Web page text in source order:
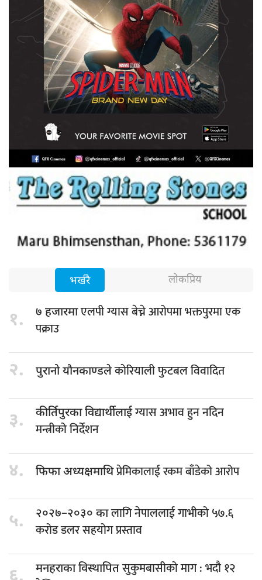
भर्खरै लोकप्रिय
१. ७ हजारमाएलपी ग्यास बेच्ने आरोपमा भक्तपुरमा एक
पक्राउ
२. पुरानो यौनकाण्डलेकोरियाली फुटबल विवादित
३. कीर्तिपुरका विद्यार्थीलाईग्यास अभाव हुन नदिन
मन्त्रीको निर्देशन
४. फिफा अध्यक्षमाथिप्रेमिकालाई रकम बाँडेको आरोप
५. २०२७–२०३० कालागि नेपाललाई गाभीको ५७.६
करोड डलर सहयोग प्रस्ताव
मनहराका विस्थापितसुकुमबासीको माग : भदौ १२